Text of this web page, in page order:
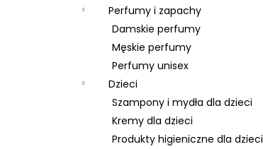
Perfumy i zapachy
Damskie perfumy
Męskie perfumy
Perfumy unisex
Dzieci
Szampony i mydła dla dzieci
Kremy dla dzieci
Produkty higieniczne dla dzieci